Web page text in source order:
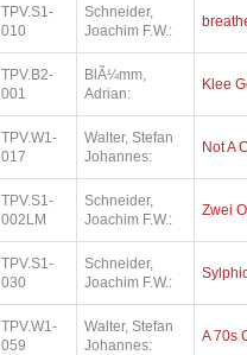
TPV.S1-
010
Schneider,
Joachim F.W.:
TPV.B2-
001
BlÃ¼mm,
Adrian:
Klee
TPV.W1-
017
Walter, Stefan
Johannes:
Not A
TPV.S1-
002LM
Schneider,
Joachim F.W.:
Zwei
TPV.S1-
030
Schneider,
Joachim F.W.:
TPV.W1-
059
Walter, Stefan
Johannes:
A 70s